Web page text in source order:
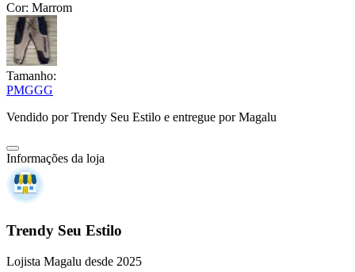
Cor: Marrom
Tamanho:
PMGGG
Vendido porTrendy Seu Estilo e entregue por Magalu
Informações da loja
Trendy Seu Estilo
Lojista Magalu desde 2025